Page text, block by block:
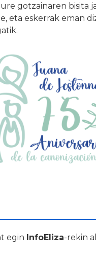
gotzainaren bisita
eta eskerrak eman
egin InfoEliza-rekin